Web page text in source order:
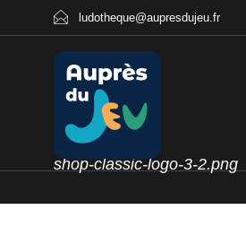
ludotheque@aupresdujeu.fr
shop-classic-logo-3-2.png